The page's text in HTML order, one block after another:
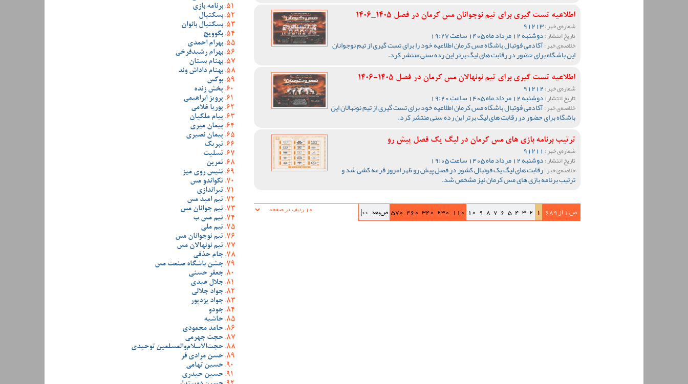
اطلاعیه تست گیری برای تیم نوجوانان مس کرمان در فصل 1405_1406
شماره‌ی خبر :91213
تاریخ انتشار :دوشنبه 12 مرداد ماه 1405 ساعت 19:27
خلاصه‌ی خبر :آکادمی فوتبال باشگاه مس کرمان اطلاعیه خود را برای تست گیری از تیم نوجوانان
این باشگاه برای حضور در رقابت های لیگ برتر این رده سنی منتشر کرد.
اطلاعیه تست گیری برای تیم نونهالان مس کرمان در فصل 1405-1406
شماره‌ی خبر :
تاریخ انتشار :دوشنبه 12 مرداد ماه 1405 ساعت 19:20
خلاصه‌ی خبر :آکادمی فوتبال باشگاه مس کرمان اطلاعیه خود برای تست گیری از تیم نونهالان این
باشگاه برای حضور در رقابت های لیگ برتر این رده سنی منتشر کرد.
ترتیب برنامه بازی های مس کرمان در لیگ یک فصل پیش رو
شماره‌ی خبر :
تاریخ انتشار :دوشنبه 12 مرداد ماه 1405 ساعت 19:05
خلاصه‌ی خبر :رقابت های لیگ یک فوتبال کشور در فصل پیش رو ظهر امروز قرعه کشی شد و
ترتیب برنامه بازی های مس کرمان نیز مشخص شد.
ص 1 از 689 1
2
3
4
5
6
7
8
9
10
110
230
340
460
570 ص‌بعد >>|
برنامه بازی
بسکتبال
بسکتبال بانوان
بگوویچ
بهرام احمدی
بهرام رشیدفرخی
بهنام بستان
بهنام داداش وند
بوکس
پخش زنده
پرویز ابراهیمی
پوریا غلامی
پیام ملکیان
پیمان میری
پیمان نصیری
تبریک
تسلیت
تمرین
تنیس روی میز
تکواندو مس
تیراندازی
تیم امید مس
تیم جوانان مس
تیم مس ب
تیم ملی
تیم نوجوانان مس
تیم نونهالان مس
جام حذفی
جشن باشگاه صنعت مس
جعفر حسنی
جلال عبدی
جواد جلالی
جواد یزدپور
جودو
حاشیه
حامد محمودی
حجت جهرمی
حجت‌الاسلام‌والمسلمین توحیدی
حسن مرادی فر
حسین تهامی
حسین حیدری